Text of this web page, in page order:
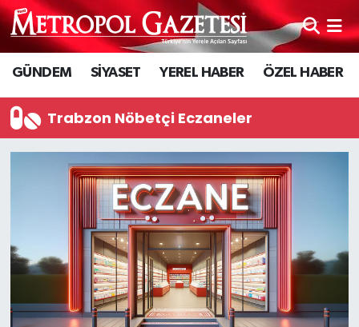
GÜNDEM SİYASET YEREL HABER ÖZEL HABER
Trabzon Nöbetçi Eczaneler
Hava Durumu
Trafik Durumu
Süper Lig Puan Durumu ve Fikstür
Tüm Manşetler
Son Dakika Haberleri
Haber Arşivi